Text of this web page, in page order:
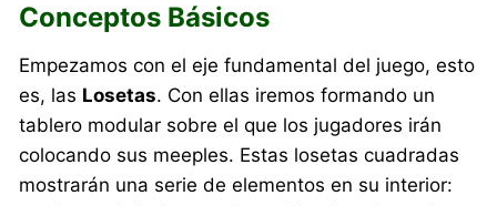
Conceptos Básicos
Empezamos con el eje fundamental del juego, esto
es, las Losetas. Con ellas iremos formando un
tablero modular sobre el que los jugadores irán
colocando sus meeples. Estas losetas cuadradas
mostrarán una serie de elementos en su interior: